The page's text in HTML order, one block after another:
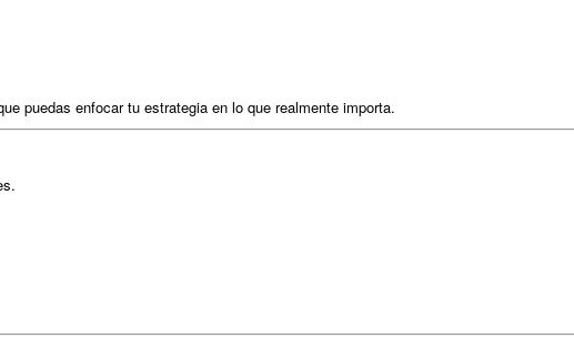
puedas enfocar tu estrategia en lo que realmente importa.